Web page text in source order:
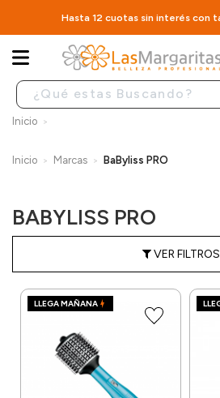
Hasta 12 cuotas sin interés con
Inicio
Inicio Marcas BaByliss PRO
BABYLISS PRO
VER FILTROS
LLEGA MAÑANA